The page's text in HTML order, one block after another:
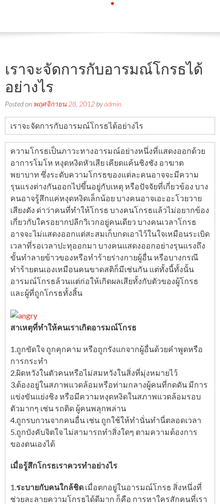
เราจะจัดการกับอารมณ์โกรธได้
อย่างไร
Posted on พฤศจิกายน 28, 2012 byadmin
เราจะจัดการกับอารมณ์โกรธได้อย่างไร
ความโกรธเป็นภาวะทางอารมณ์อย่างหนึ่งที่แสดงออกด้วย
อาการโมโห หงุดหงิดหัวเสีย เคียดแค้นชิงชัง อาฆาต
พยาบาท ซึ่งระดับความโกรธของแต่ละคนอาจจะมีความ
รุนแรงต่างกันออกไปขึ้นอยู่กับเหตุ หรือปัจจัยที่เกี่ยวข้อง บาง
คนอาจรู้สึกแค่หงุดหงิดเล็กน้อย บางคนอาจเอะอะโวยวาย
เสียงดัง ด่าว่าคนที่ทำให้โกรธ บางคนโกรธแล้วไม่อยากข้อง
เกี่ยวกับใครอยากปลีกวิเวกอยู่คนเดียว บางคนเวลาโกรธ
อาจจะไม่แสดงออกแต่สะสมเก็บกดเอาไว้ในใจเหมือนระเบิด
เวลาที่รอเวลาปะทุออกมา บางคนแสดงออกอย่างรุนแรงถึง
ขั้นทำลายข้าวของหรือทำร้ายร่างกายผู้อื่น หรือบางกรณี
ทำร้ายตนเองเหมือนคนขาดสติก็มีเช่นกัน แต่ทั้งนี้ทั้งนั้น
อารมณ์โกรธล้วนแต่ก่อให้เกิดผลเสียทั้งกับตัวของผู้โกรธ
และผู้ที่ถูกโกรธทั้งสิ้น
สาเหตุที่ทำให้คนเราเกิดอารมณ์โกรธ
1.ถูกขัดใจ ถูกคุกคาม หรือถูกรังแกจากผู้อื่นด้วยคำพูดหรือ
การกระทำ
2.ผิดหวังในตัวคนหรือไม่สมหวังในสิ่งที่มุ่งหมายไว้
3.ต้องอยู่ในสภาพแวดล้อมหรือท่ามกลางผู้คนที่กดดัน มีการ
แข่งขันแย่งชิง หรือมีความหงุดหงิดในสภาพแวดล้อมรอบ
ตัวมากๆ เช่น รถติด ผู้คนพลุกพล่าน
4.ถูกรบกวนจากคนอื่น เช่น ถูกใช้ให้ทำนั่นทำนี่ตลอดเวลา
5.ถูกบังคับจิตใจ ไม่สามารถทำสิ่งใดๆ ตามความต้องการ
ของตนเองได้
เมื่อรู้สึกโกรธเราควรทำอย่างไร
1.ระบายกับคนใกล้ชิด เมื่อตกอยู่ในอารมณ์โกรธ สิ่งหนึ่งที่
ช่วยละลายความโกรธได้ดีมาก ก็คือ การหาใครสักคนที่เรา